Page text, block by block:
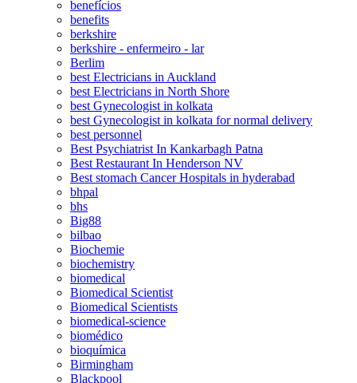
benefícios
benefits
berkshire
berkshire - enfermeiro - lar
Berlim
best Electricians in Auckland
best Electricians in North Shore
best Gynecologist in kolkata
best Gynecologist in kolkata for normal delivery
best personnel
Best Psychiatrist In Kankarbagh Patna
Best Restaurant In Henderson NV
Best stomach Cancer Hospitals in hyderabad
bhpal
bhs
Big88
bilbao
Biochemie
biochemistry
biomedical
Biomedical Scientist
Biomedical Scientists
biomedical-science
biomédico
bioquímica
Birmingham
Blackpool